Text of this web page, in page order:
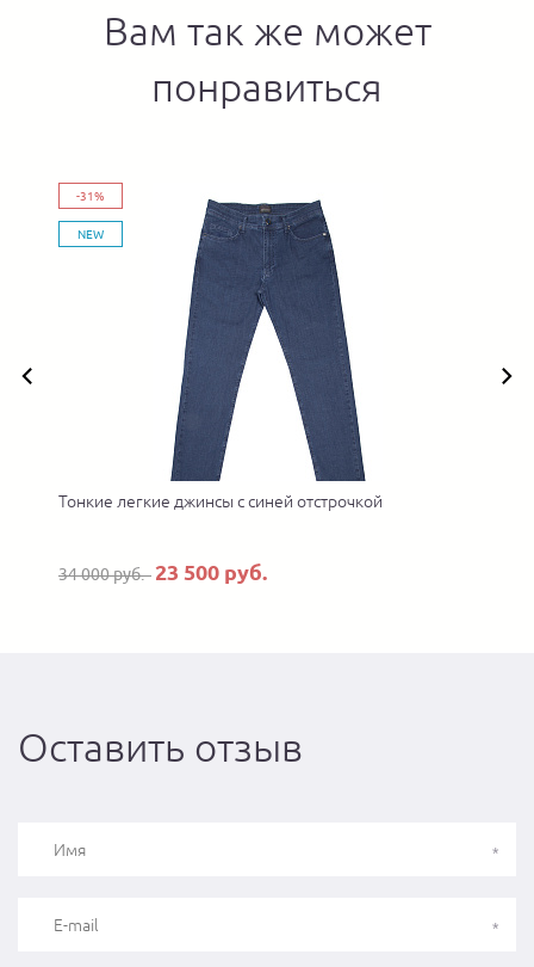
Вам так же может
понравиться
-31%
NEW
Тонкие легкие джинсы с синей отстрочкой
34 000 руб. 23 500 руб.
Оставить отзыв